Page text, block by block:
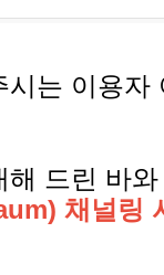
는 이용자
해 드린 바
채널링